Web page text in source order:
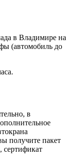
в Владимире на
(автомобиль до
в
получите пакет
сертификат